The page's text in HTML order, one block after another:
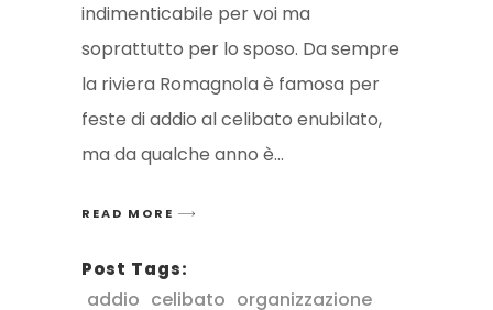
indimenticabile per voi ma
soprattutto per lo sposo. Da sempre
la riviera Romagnola è famosa per
feste di addio al celibato enubilato,
ma da qualche anno è
READ MORE
Post Tags:
addio celibato organizzazione